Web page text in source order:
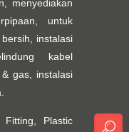
menyediakan
untuk
instalasi
kabel
gas, instalasi
Plastic